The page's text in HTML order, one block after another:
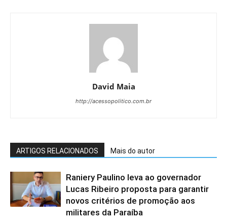
David Maia
http://acessopolitico.com.br
ARTIGOS RELACIONADOS Mais do autor
Raniery Paulino leva ao governador
Lucas Ribeiro proposta para garantir
novos critérios de promoção aos
militares da Paraíba